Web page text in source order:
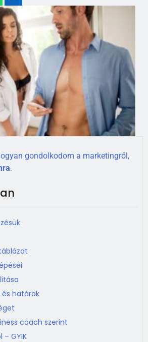
gondolkodom a marketingről,
.
határok
coach szerint
– GYIK